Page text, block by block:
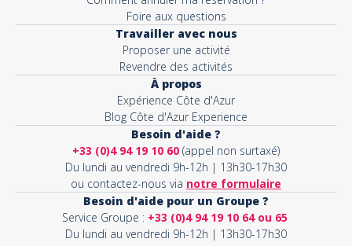
Foire aux questions
Travailler avec nous
Proposer une activité
Revendre des activités
À propos
Expérience Côte d'Azur
Blog Côte d'Azur Experience
Besoin d'aide ?
+33 (0)4 94 19 10 60 (appel non surtaxé)
Du lundi au vendredi 9h-12h | 13h30-17h30
ou contactez-nous via notre formulaire
Besoin d'aide pour un Groupe ?
Service Groupe : +33 (0)4 94 19 10 64 ou 65
Du lundi au vendredi 9h-12h | 13h30-17h30